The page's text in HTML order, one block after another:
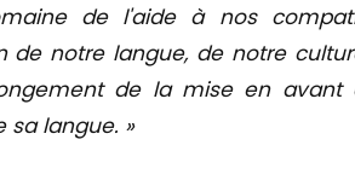
de l'aide à nos
de notre langue, de notre
de la mise en avant
sa langue. »